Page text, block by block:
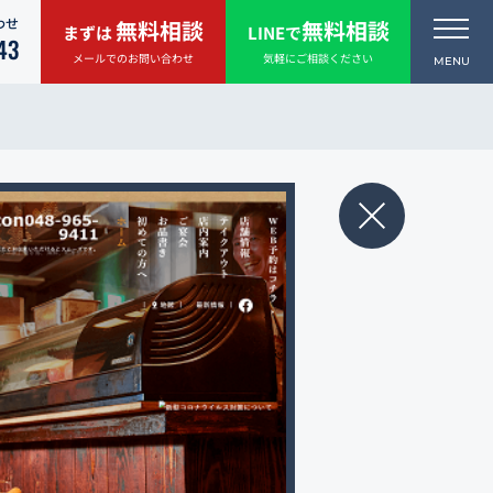
せ まずは無料相談
メールでのお問い合わせ
LINEで無料相談
気軽にご相談ください